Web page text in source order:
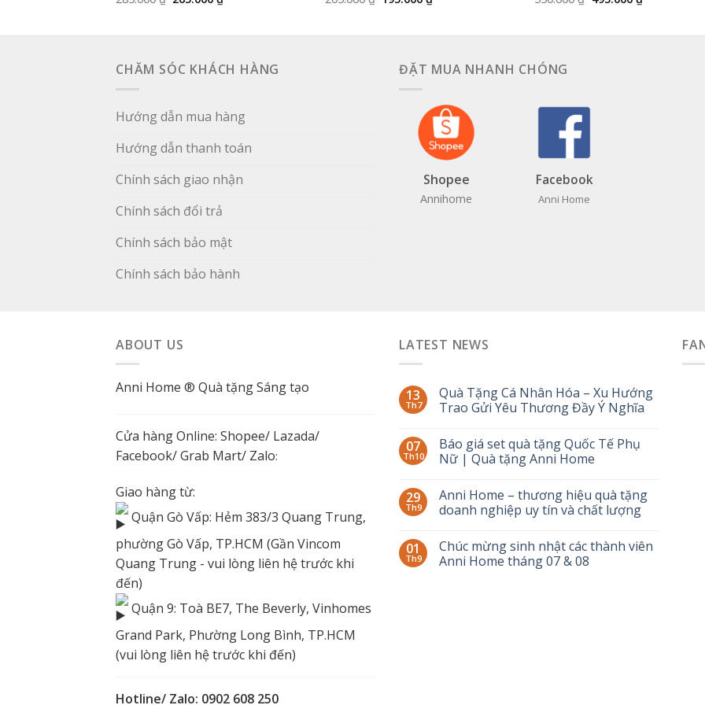
hiện
CHĂM SÓC KHÁCH HÀNG
Hướng dẫn mua hàng
Hướng dẫn thanh toán
Chính sách giao nhận
Chính sách đổi trả
Chính sách bảo mật
Chính sách bảo hành
ĐẶT MUA NHANH CHÓNG
Shopee
Annihome
Facebook
Anni Home
ABOUT US
Anni Home ® Quà tặng Sáng tạo
Cửa hàng Online: Shopee/ Lazada/
Facebook/ Grab Mart/ Zalo:
Giao hàng từ:
Quận Gò Vấp: Hẻm 383/3 Quang Trung,
phường Gò Vấp, TP.HCM (Gần Vincom
Quang Trung - vui lòng liên hệ trước khi
đến)
Quận 9: Toà BE7, The Beverly, Vinhomes
Grand Park, Phường Long Bình, TP.HCM
(vui lòng liên hệ trước khi đến)
Hotline/ Zalo: 0902 608 250
LATEST NEWS
13
Th7
Quà Tặng Cá Nhân Hóa – Xu Hướng
Trao Gửi Yêu Thương Đầy Ý Nghĩa
07
Th10
Báo giá set quà tặng Quốc Tế Phụ
Nữ | Quà tặng Anni Home
29
Th9
Anni Home – thương hiệu quà tặng
doanh nghiệp uy tín và chất lượng
01
Th9
Chúc mừng sinh nhật các thành viên
Anni Home tháng 07 & 08